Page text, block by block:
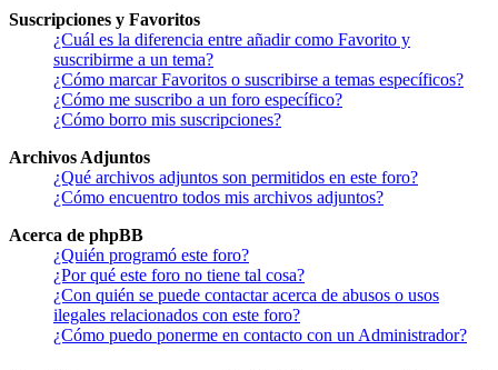
Suscripciones y Favoritos
¿Cuál es la diferencia entre añadir como Favorito y
suscribirme a un tema?
¿Cómo marcar Favoritos o suscribirse a temas específicos?
¿Cómo me suscribo a un foro específico?
¿Cómo borro mis suscripciones?
Archivos Adjuntos
¿Qué archivos adjuntos son permitidos en este foro?
¿Cómo encuentro todos mis archivos adjuntos?
Acerca de phpBB
¿Quién programó este foro?
¿Por qué este foro no tiene tal cosa?
¿Con quién se puede contactar acerca de abusos o usos
ilegales relacionados con este foro?
¿Cómo puedo ponerme en contacto con un Administrador?